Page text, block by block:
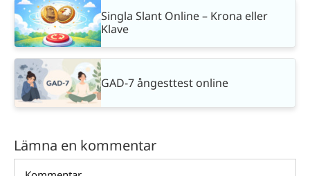
Singla Slant Online – Krona eller
Klave
GAD-7 ångesttest online
Lämna en kommentar